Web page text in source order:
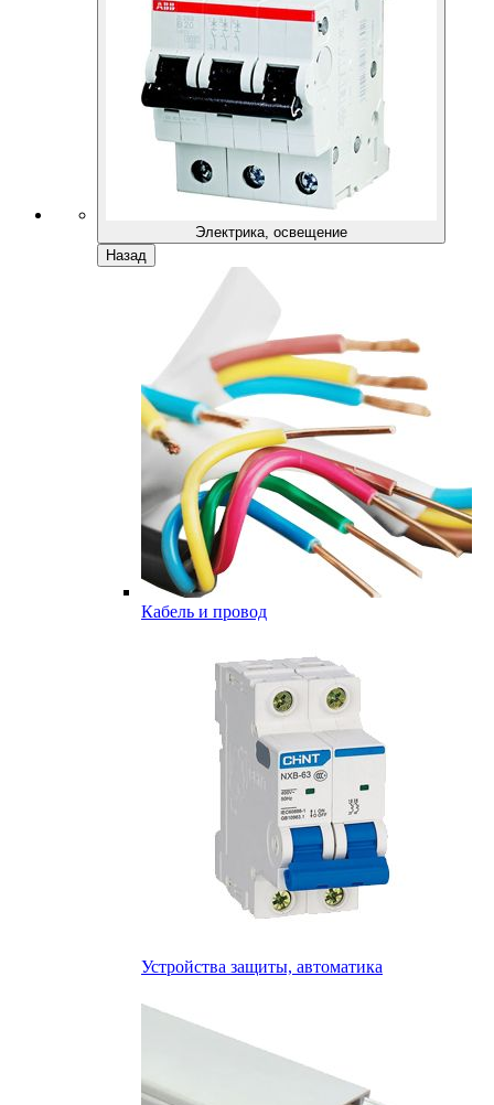
Электрика, освещение
Назад
Кабель и провод
Устройства защиты, автоматика